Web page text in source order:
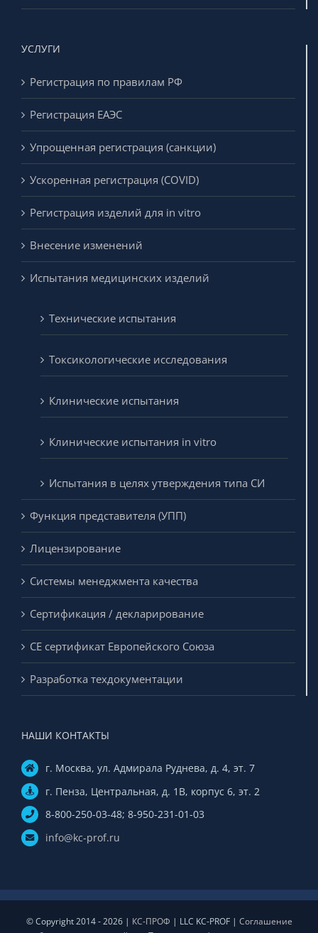
УСЛУГИ
Регистрация по правилам РФ
Регистрация ЕАЭС
Упрощенная регистрация (санкции)
Ускоренная регистрация (COVID)
Регистрация изделий для in vitro
Внесение изменений
Испытания медицинских изделий
Технические испытания
Токсикологические исследования
Клинические испытания
Клинические испытания in vitro
Испытания в целях утверждения типа СИ
Функция представителя (УПП)
Лицензирование
Системы менеджмента качества
Сертификация / декларирование
CE сертификат Европейского Союза
Разработка техдокументации
НАШИ КОНТАКТЫ
г. Москва, ул. Адмирала Руднева, д. 4, эт. 7
г. Пенза, Центральная, д. 1В, корпус 6, эт. 2
8-800-250-03-48; 8-950-231-01-03
info@kc-prof.ru
© Copyright 2014 - 2026 | КС-ПРОФ | LLC KC-PROF | Соглашение